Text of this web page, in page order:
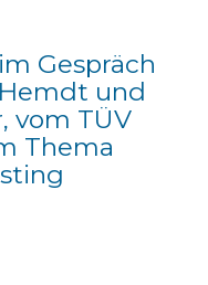
Gespräch
und
vom TÜV
Thema